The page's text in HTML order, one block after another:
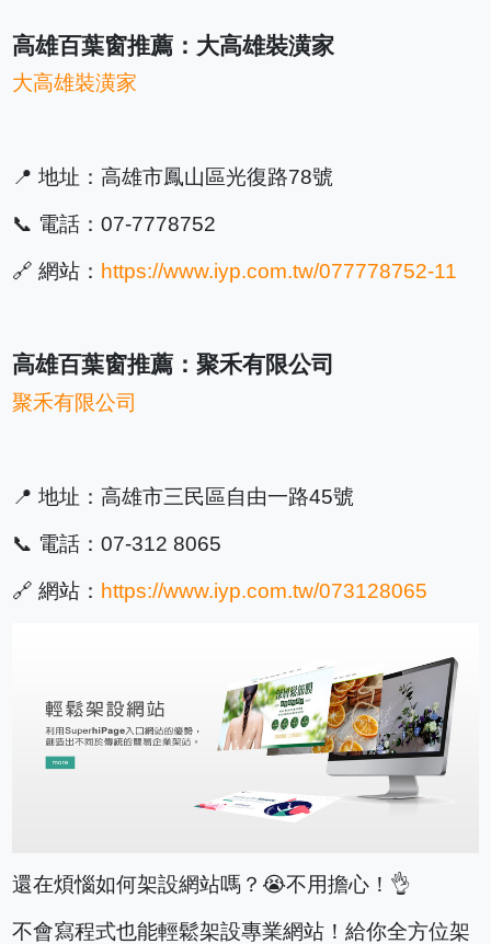
高雄百葉窗推薦：大高雄裝潢家
大高雄裝潢家
📍 地址：高雄市鳳山區光復路78號
📞 電話：07-7778752
🔗 網站： https://www.iyp.com.tw/077778752-11
高雄百葉窗推薦：聚禾有限公司
聚禾有限公司
📍 地址：高雄市三民區自由一路45號
📞 電話：07-312 8065
🔗 網站： https://www.iyp.com.tw/073128065
還在煩惱如何架設網站嗎？😭不用擔心！👌
不會寫程式也能輕鬆架設專業網站！給你全方位架